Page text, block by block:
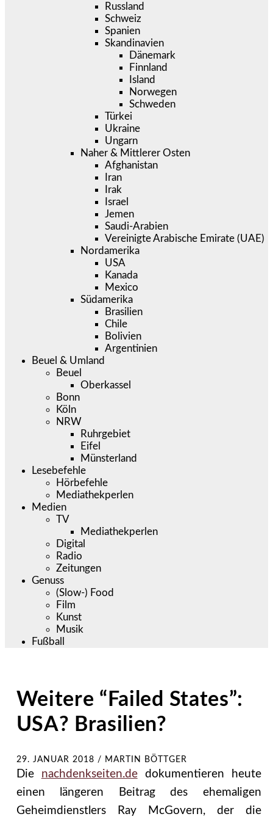
Russland
Schweiz
Spanien
Skandinavien
Dänemark
Finnland
Island
Norwegen
Schweden
Türkei
Ukraine
Ungarn
Naher & Mittlerer Osten
Afghanistan
Iran
Irak
Israel
Jemen
Saudi-Arabien
Vereinigte Arabische Emirate (UAE)
Nordamerika
USA
Kanada
Mexico
Südamerika
Brasilien
Chile
Bolivien
Argentinien
Beuel & Umland
Beuel
Oberkassel
Bonn
Köln
NRW
Ruhrgebiet
Eifel
Münsterland
Lesebefehle
Hörbefehle
Mediathekperlen
Medien
TV
Mediathekperlen
Digital
Radio
Zeitungen
Genuss
(Slow-) Food
Film
Kunst
Musik
Fußball
Weitere “Failed States”:
USA? Brasilien?
29. JANUAR 2018 / MARTIN BÖTTGER
Die nachdenkseiten.dedokumentieren heute
einen längeren Beitrag des ehemaligen
Geheimdienstlers Ray McGovern, der die